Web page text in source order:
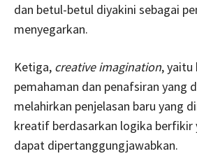
dan betul-betul diyakini sebagai
menyegarkan.
Ketiga, creative imagination, yaitu
pemahaman dan penafsiran yang
melahirkan penjelasan baru yang
kreatif berdasarkan logika berfikir
dapat dipertanggungjawabkan.